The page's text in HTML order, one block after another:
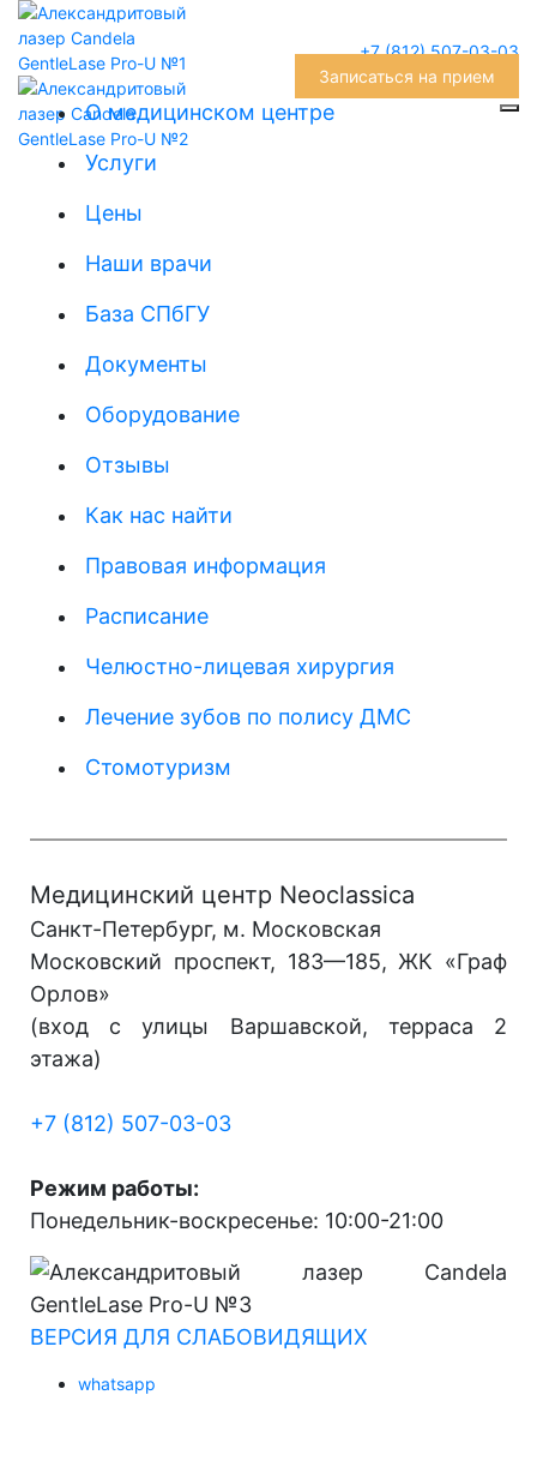
+7 (812) 507-03-03
Записаться на прием
О медицинском центре
Услуги
Цены
Наши врачи
База СПбГУ
Документы
Оборудование
Отзывы
Как нас найти
Правовая информация
Расписание
Челюстно-лицевая хирургия
Лечение зубов по полису ДМС
Стомотуризм
Медицинский центр Neoclassica
Санкт-Петербург, м. Московская
Московский проспект, 183—185, ЖК «Граф
Орлов»
(вход с улицы Варшавской, терраса 2
этажа)
+7 (812) 507-03-03
Режим работы:
Понедельник-воскресенье: 10:00-21:00
ВЕРСИЯ ДЛЯ СЛАБОВИДЯЩИХ
whatsapp